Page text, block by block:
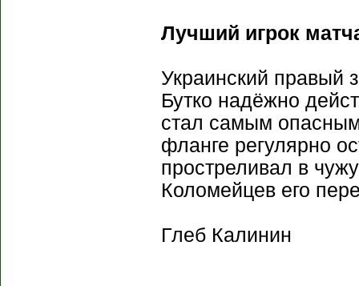
Лучший игрок
Украинский правый
Бутко надёжно
стал самым опасным
фланге регулярно
простреливал в
Коломейцев его
Глеб Калинин